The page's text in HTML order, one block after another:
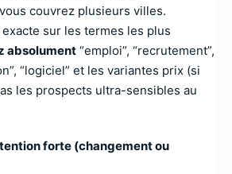
couvrez plusieurs villes.
sur les termes les plus
absolument “emploi”, “recrutement”,
“logiciel” et les variantes prix (si
les prospects ultra-sensibles au
forte (changement ou